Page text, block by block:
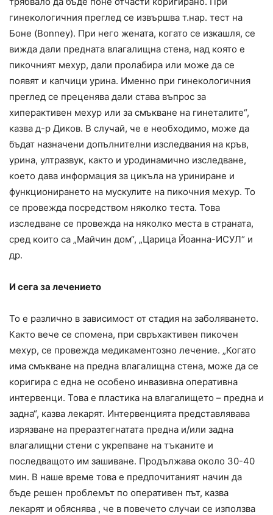
гинекологичния преглед се извършва т.нар. тест на
Боне (Bonney). При него жената, когато се изкашля, се
вижда дали предната влагалищна стена, над която е
пикочният мехур, дали пролабира или може да се
появят и капчици урина. Именно при гинекологичния
преглед се преценява дали става въпрос за
хиперактивен мехур или за смъкване на гинеталите“,
казва д-р Диков. В случай, че е необходимо, може да
бъдат назначени допълнителни изследвания на кръв,
урина, ултразвук, както и уродинамично изследване,
което дава информация за цикъла на уриниране и
функционирането на мускулите на пикочния мехур. То
се провежда посредством няколко теста. Това
изследване се провежда на няколко места в страната,
сред които са „Майчин дом“, „Царица Йоанна-ИСУЛ“ и
др.
И сега за лечението
То е различно в зависимост от стадия на заболяването.
Както вече се спомена, при свръхактивен пикочен
мехур, се провежда медикаментозно лечение. „Когато
има смъкване на предна влагалищна стена, може да се
коригира с една не особено инвазивна оперативна
интервенци. Това е пластика на влагалището – предна и
задна“, казва лекарят. Интервенцията представлявава
изрязване на преразтегнатата предна и/или задна
влагалищни стени с укрепване на тъканите и
последващото им зашиване. Продължава около 30-40
мин. В наше време това е предпочитаният начин да
бъде решен проблемът по оперативен път, казва
лекарят и обяснява , че в повечето случаи се използва